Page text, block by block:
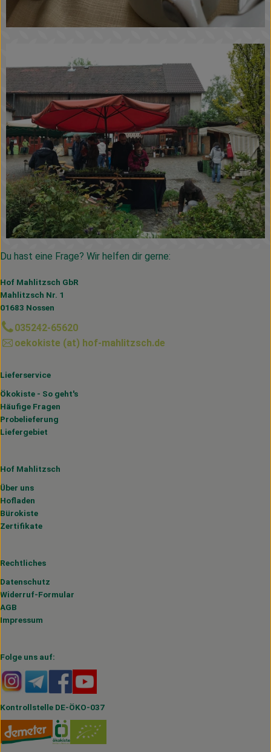
Du hast eine Frage? Wir helfen dir gerne:
Hof Mahlitzsch GbR
Mahlitzsch Nr. 1
01683 Nossen
035242-65620
oekokiste (at) hof-mahlitzsch.de
Lieferservice
Ökokiste - So geht's
Häufige Fragen
Probelieferung
Liefergebiet
Hof Mahlitzsch
Über uns
Hofladen
Bürokiste
Zertifikate
Rechtliches
Datenschutz
Widerruf-Formular
AGB
Impressum
Folge uns auf:
Externer Link zu https://www.instagram.com/
Externer Link zu https://t.me/s/hofmahlitzsch
Externer Link zu https://www.facebook.com/
Kontrollstelle DE-ÖKO-037